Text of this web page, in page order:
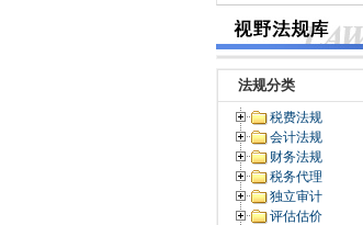
法规分类
税费法规
会计法规
财务法规
税务代理
独立审计
评估估价